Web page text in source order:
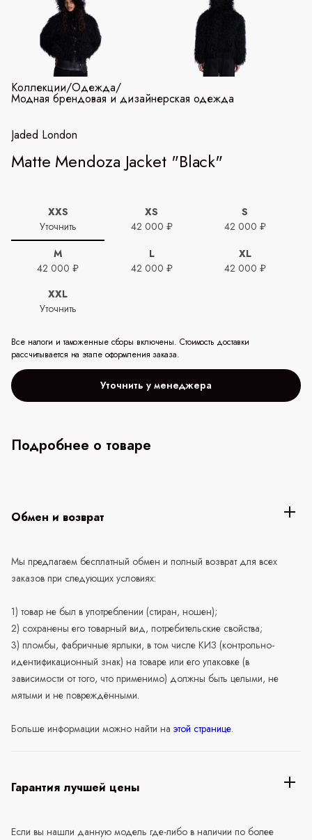
Коллекции/Одежда/
Модная брендовая и дизайнерская одежда
Jaded London
Matte Mendoza Jacket "Black"
XXS
Уточнить
XS
42 000 ₽
S
42 000 ₽
M
42 000 ₽
L
42 000 ₽
XL
42 000 ₽
XXL
Уточнить
Все налоги и таможенные сборы включены. Стоимость доставки
рассчитывается на этапе оформления заказа.
Уточнить у менеджера
Подробнее о товаре
Обмен и возврат
Мы предлагаем бесплатный обмен и полный возврат для всех
заказов при следующих условиях:
1) товар не был в употреблении (стиран, ношен);
2) сохранены его товарный вид, потребительские свойства;
3) пломбы, фабричные ярлыки, в том числе КИЗ (контрольно-
идентификационный знак) на товаре или его упаковке (в
зависимости от того, что применимо) должны быть целыми, не
мятыми и не повреждёнными.
Больше информации можно найти на этой странице.
Гарантия лучшей цены
Если вы нашли данную модель где-либо в наличии по более